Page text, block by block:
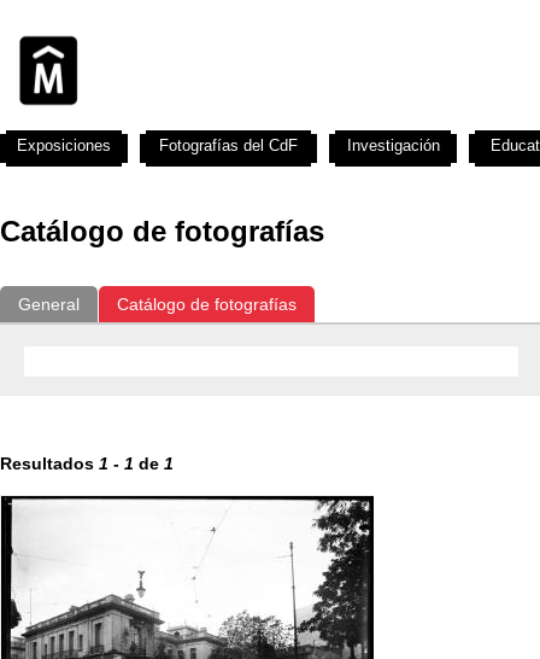
Catálogo de fotografías
General Catálogo de fotografías
Resultados 1 - 1 de 1
Exposiciones Fotografías del CdF Investigación